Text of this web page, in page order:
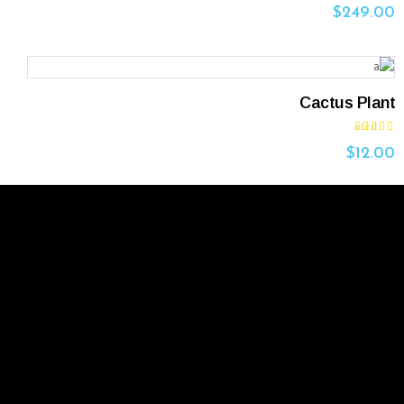
out
of 5
$249.00
Cactus Plant
Rated
out
of 5
$12.00